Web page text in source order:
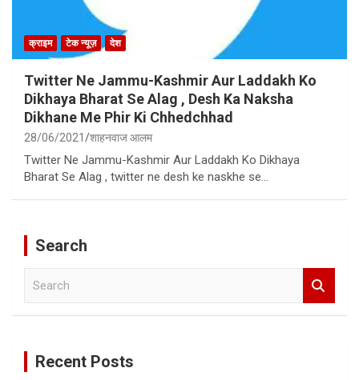
क्राइम टेक न्यूज़ देश
Twitter Ne Jammu-Kashmir Aur Laddakh Ko
Dikhaya Bharat Se Alag , Desh Ka Naksha
Dikhane Me Phir Ki Chhedchhad
28/06/2021 शाहनवाज आलम
Twitter Ne Jammu-Kashmir Aur Laddakh Ko Dikhaya
Bharat Se Alag , twitter ne desh ke naskhe se…
Search
Recent Posts